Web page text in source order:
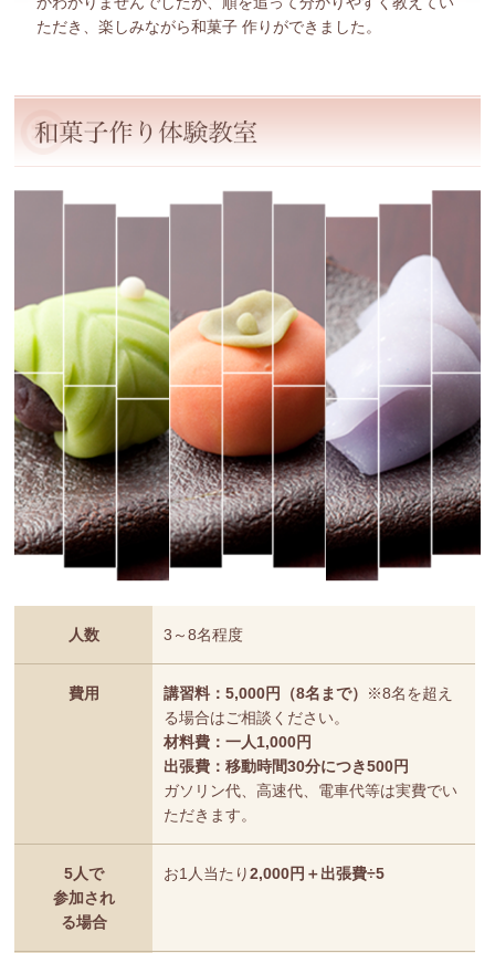
ただき、楽しみながら和菓子 作りができました。
人数 3～8名程度
費用 講習料：5,000円（8名まで） ※8名を超え
る場合はご相談ください。
材料費：一人1,000円
出張費：移動時間30分につき500円
ガソリン代、高速代、電車代等は実費でい
ただきます。
5人で
参加され
る場合
お1人当たり2,000円＋出張費÷5